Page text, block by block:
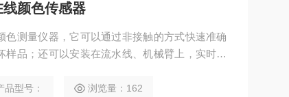
颜色传感器
测量仪器，它可以通过非接触的方式快速准确
品；还可以安装在流水线、机械臂上，实时的
确保长期稳定运行 可用于湿膜非接触颜色检测，
品型号： 浏览量：162